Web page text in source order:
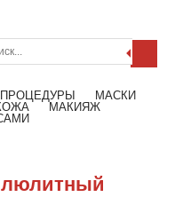
ПРОЦЕДУРЫ
МАСКИ
МАКИЯЖ